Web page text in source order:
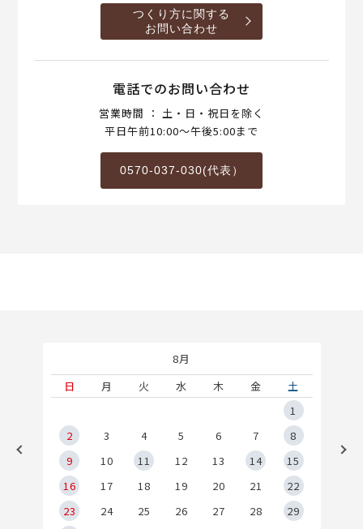
つくり方に関する
お問い合わせ
電話でのお問い合わせ
営業時間 ： 土・日・祝日を除く
平日午前10:00～午後5:00まで
0570-037-030(代表）
8月
日
月 火 水 木 金
土
1
2
3 4 5 6 7
8
9
10 11 12 13 14
15
16
17 18 19 20 21
22
23
24 25 26 27 28
29